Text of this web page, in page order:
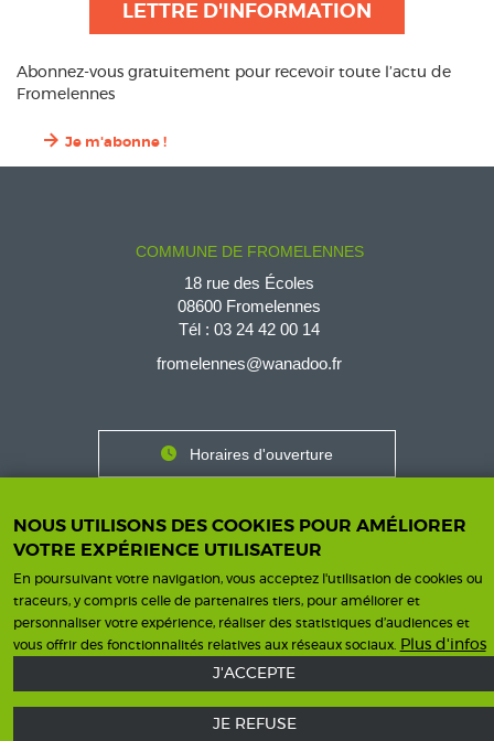
LETTRE D'INFORMATION
Abonnez-vous gratuitement pour recevoir toute l’actu de
Fromelennes
Je m'abonne !
COMMUNE DE FROMELENNES
18 rue des Écoles
08600 Fromelennes
Tél : 03 24 42 00 14
fromelennes@wanadoo.fr
Contact
Horaires d'ouverture
Nous contacter
Footer
Mentions légales Une création ISICS
NOUS UTILISONS DES COOKIES POUR AMÉLIORER
VOTRE EXPÉRIENCE UTILISATEUR
En poursuivant votre navigation, vous acceptez l'utilisation de cookies ou
traceurs, y compris celle de partenaires tiers, pour améliorer et
personnaliser votre expérience, réaliser des statistiques d’audiences et
vous offrir des fonctionnalités relatives aux réseaux sociaux.
Plus d'infos
J'ACCEPTE
JE REFUSE